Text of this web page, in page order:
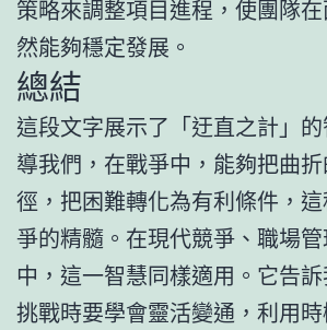
策略來調整項目進程，使團隊
然能夠穩定發展。
總結
這段文字展示了「迂直之計」
導我們，在戰爭中，能夠把曲
徑，把困難轉化為有利條件，
爭的精髓。在現代競爭、職場
中，這一智慧同樣適用。它告
挑戰時要學會靈活變通，利用